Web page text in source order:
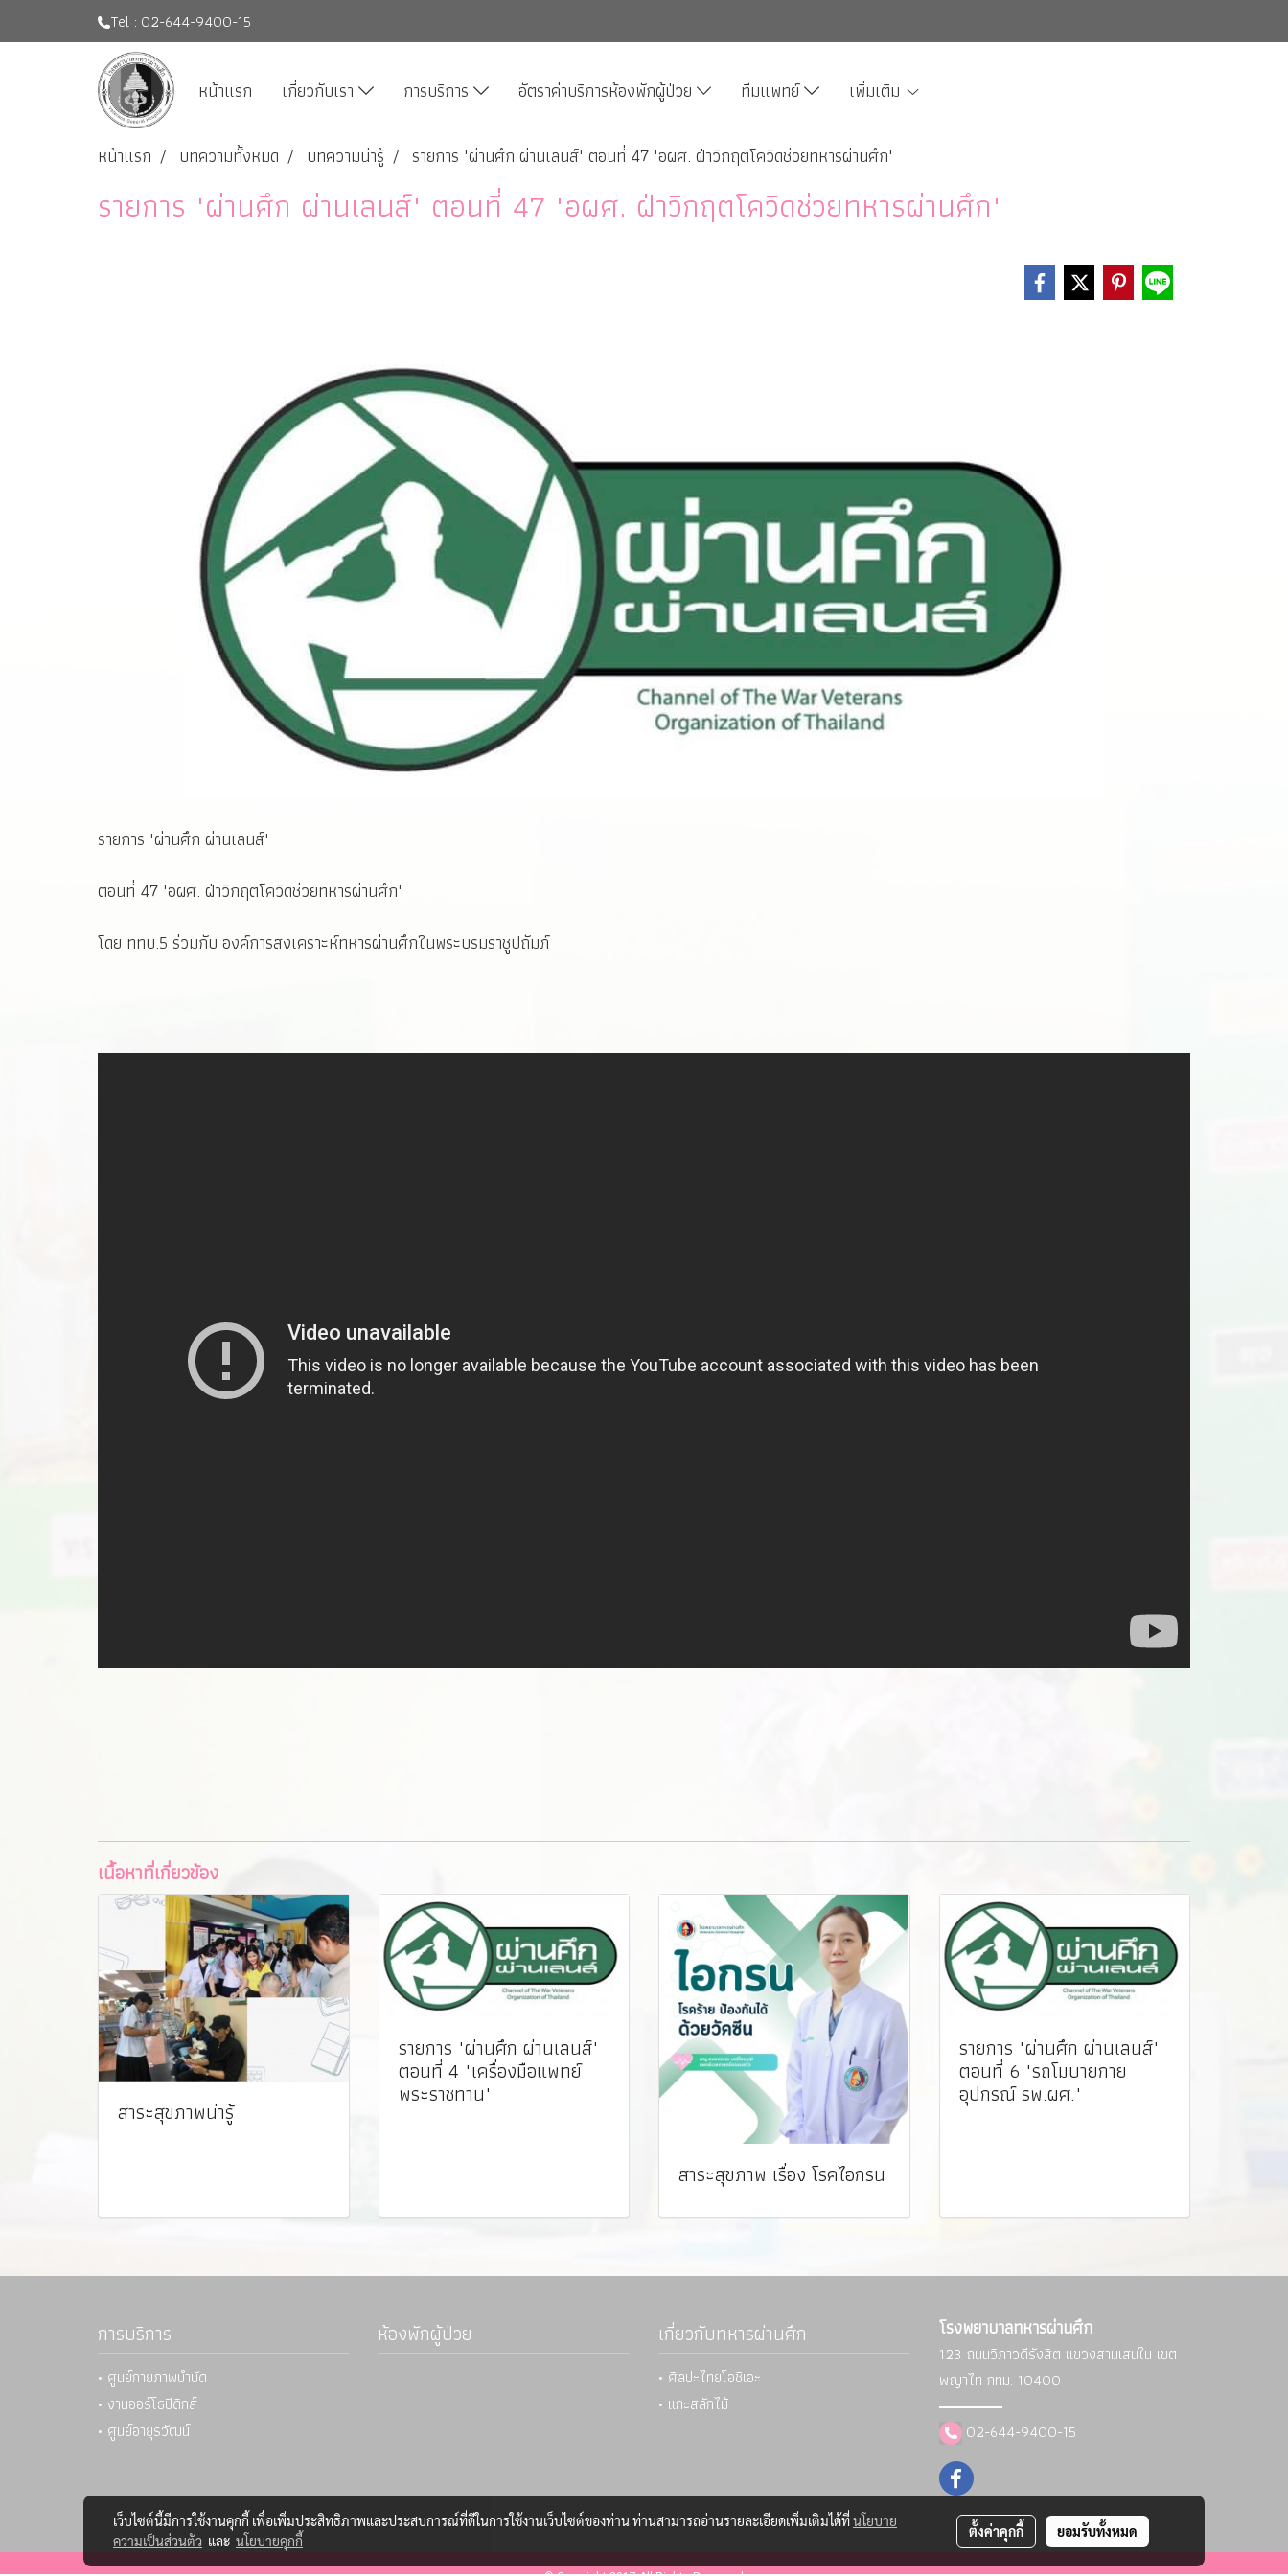
Tel : 02-644-9400-15
หน้าแรก เกี่ยวกับเรา การบริการ อัตราค่าบริการห้องพักผู้ป่วย ทีมแพทย์ เพิ่มเติม
หน้าแรก บทความทั้งหมด บทความน่ารู้ รายการ "ผ่านศึก ผ่านเลนส์" ตอนที่ 47 "อผศ. ฝ่าวิกฤตโควิดช่วยทหารผ่านศึก"
รายการ "ผ่านศึก ผ่านเลนส์" ตอนที่ 47 "อผศ. ฝ่าวิกฤตโควิดช่วยทหารผ่านศึก"
รายการ "ผ่านศึก ผ่านเลนส์"
ตอนที่ 47 "อผศ. ฝ่าวิกฤตโควิดช่วยทหารผ่านศึก"
โดย ททบ.5 ร่วมกับ องค์การสงเคราะห์ทหารผ่านศึกในพระบรมราชูปถัมภ์
เนื้อหาที่เกี่ยวข้อง
สาระสุขภาพน่ารู้
รายการ "ผ่านศึก ผ่านเลนส์"
ตอนที่ 4 "เครื่องมือแพทย์
พระราชทาน"
สาระสุขภาพ เรื่อง โรคไอกรน
รายการ "ผ่านศึก ผ่านเลนส์"
ตอนที่ 6 "รถโมบายกาย
อุปกรณ์ รพ.ผศ."
การบริการ
• ศูนย์กายภาพบำบัด
• งานออร์โธปิดิกส์
• ศูนย์อายุรวัฒน์
ห้องพักผู้ป่วย เกี่ยวกับทหารผ่านศึก
• ศิลปะไทยโอชิเอะ
• แกะสลักไม้
โรงพยาบาลทหารผ่านศึก
123 ถนนวิภาวดีรังสิต แขวงสามเสนใน เขต
พญาไท กทม. 10400
02-644-9400-15
เว็บไซต์นี้มีการใช้งานคุกกี้ เพื่อเพิ่มประสิทธิภาพและประสบการณ์ที่ดีในการใช้งานเว็บไซต์ของท่าน ท่านสามารถอ่านรายละเอียดเพิ่มเติมได้ที่นโยบาย
ความเป็นส่วนตัว และ นโยบายคุกกี้
ตั้งค่าคุกกี้ ยอมรับทั้งหมด